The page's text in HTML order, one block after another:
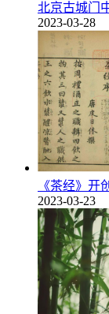
北京古城门
2023-03-28
《茶经》开
2023-03-23